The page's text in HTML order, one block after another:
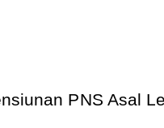
PNS Asal